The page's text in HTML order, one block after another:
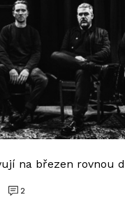
na březen rovnou
2